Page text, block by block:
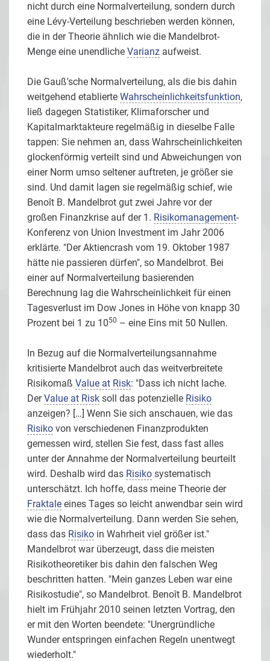
nicht durch eine Normalverteilung, sondern durch
eine Lévy-Verteilung beschrieben werden können,
die in der Theorie ähnlich wie die Mandelbrot-
Menge eine unendliche Varianz aufweist.
Die Gauß'sche Normalverteilung, als die bis dahin
weitgehend etablierte Wahrscheinlichkeitsfunktion,
ließ dagegen Statistiker, Klimaforscher und
Kapitalmarktakteure regelmäßig in dieselbe Falle
tappen: Sie nehmen an, dass Wahrscheinlichkeiten
glockenförmig verteilt sind und Abweichungen von
einer Norm umso seltener auftreten, je größer sie
sind. Und damit lagen sie regelmäßig schief, wie
Benoît B. Mandelbrot gut zwei Jahre vor der
großen Finanzkrise auf der 1. Risikomanagement-
Konferenz von Union Investment im Jahr 2006
erklärte. "Der Aktiencrash vom 19. Oktober 1987
hätte nie passieren dürfen", so Mandelbrot. Bei
einer auf Normalverteilung basierenden
Berechnung lag die Wahrscheinlichkeit für einen
Tagesverlust im Dow Jones in Höhe von knapp 30
Prozent bei 1 zu 1050 – eine Eins mit 50 Nullen.
In Bezug auf die Normalverteilungsannahme
kritisierte Mandelbrot auch das weitverbreitete
Risikomaß Value at Risk: "Dass ich nicht lache.
DerValue at Risk soll das potenzielle Risiko
anzeigen? […] Wenn Sie sich anschauen, wie das
Risiko von verschiedenen Finanzprodukten
gemessen wird, stellen Sie fest, dass fast alles
unter der Annahme der Normalverteilung beurteilt
wird. Deshalb wird das Risiko systematisch
unterschätzt. Ich hoffe, dass meine Theorie der
Fraktale eines Tages so leicht anwendbar sein wird
wie die Normalverteilung. Dann werden Sie sehen,
dass das Risiko in Wahrheit viel größer ist."
Mandelbrot war überzeugt, dass die meisten
Risikotheoretiker bis dahin den falschen Weg
beschritten hatten. "Mein ganzes Leben war eine
Risikostudie", so Mandelbrot. Benoît B. Mandelbrot
hielt im Frühjahr 2010 seinen letzten Vortrag, den
er mit den Worten beendete: "Unergründliche
Wunder entspringen einfachen Regeln unentwegt
wiederholt."